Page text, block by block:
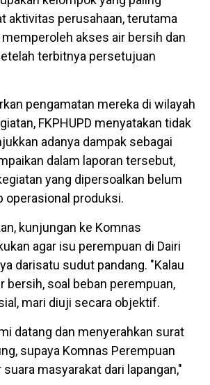
aktivitas perusahaan, terutama
akses air bersih dan
terbitnya persetujuan
pengamatan mereka di wilayah
FKPHUPD menyatakan tidak
adanya dampak sebagai
dalam laporan tersebut,
yang dipersoalkan belum
operasional produksi.
kunjungan ke Komnas
agar isu perempuan di Dairi
darisatu sudut pandang. "Kalau
bersih, soal beban perempuan,
mari diuji secara objektif.
datang dan menyerahkan surat
supaya Komnas Perempuan
masyarakat dari lapangan,"